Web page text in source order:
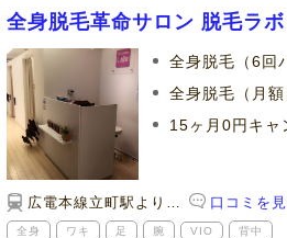
全身脱毛革命サロン 脱毛ラ
全身脱毛（6回
全身脱毛（月
15ヶ月0円キャ
広電本線立町駅より徒歩5分 口コミを
全身 ワキ 足 腕 VIO 背中